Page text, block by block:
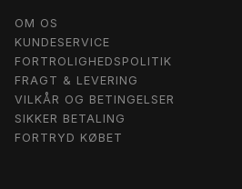
OM OS
KUNDESERVICE
FORTROLIGHEDSPOLITIK
FRAGT & LEVERING
VILKÅR OG BETINGELSER
SIKKER BETALING
FORTRYD KØBET